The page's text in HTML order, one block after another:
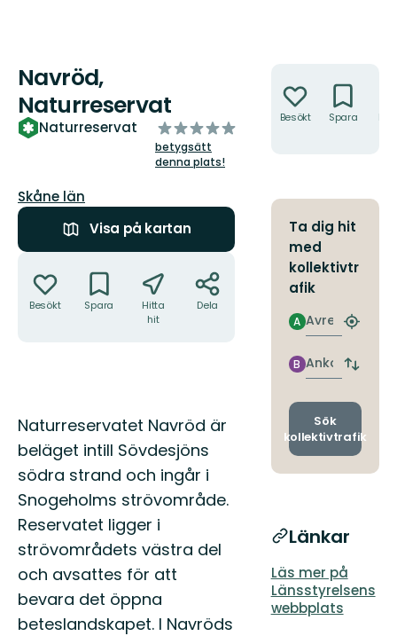
Navröd,
Naturreservat
Naturreservat
av
5
stjärnor
betygsätt
denna plats!
Län:
Skåne län
Visa på kartan
Besökt Spara
Hitta
hit
Dela
Beskrivning
Naturreservatet Navröd är
beläget intill Sövdesjöns
södra strand och ingår i
Snogeholms strövområde.
Reservatet ligger i
strövområdets västra del
och avsattes för att
bevara det öppna
beteslandskapet. I Navröds
Besökt Spara
Ta dig hit
med
kollektivtr
afik
Avresa
A
Hitta
Ankomst
B
Byt
och
Sök
kollektivtrafik
Länkar
Läs mer på
Länsstyrelsens
webbplats